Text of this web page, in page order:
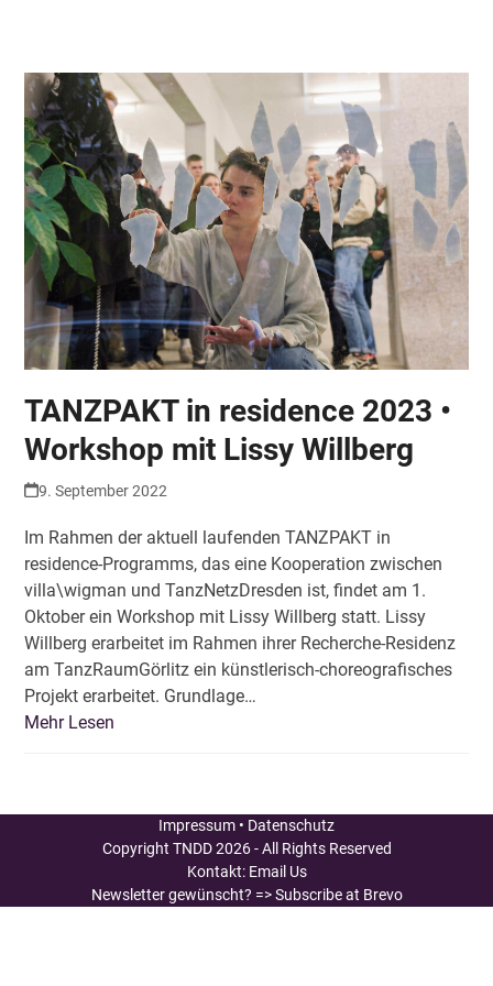
menu
menu
TANZPAKT in residence 2023 •
Workshop mit Lissy Willberg
9. September 2022
Im Rahmen der aktuell laufenden TANZPAKT in
residence-Programms, das eine Kooperation zwischen
villa\wigman und TanzNetzDresden ist, findet am 1.
Oktober ein Workshop mit Lissy Willberg statt. Lissy
Willberg erarbeitet im Rahmen ihrer Recherche-Residenz
am TanzRaumGörlitz ein künstlerisch-choreografisches
Projekt erarbeitet. Grundlage…
Mehr Lesen
Impressum • Datenschutz
Copyright TNDD2026 - All Rights Reserved
Kontakt: Email Us
Newsletter gewünscht? => Subscribe at Brevo